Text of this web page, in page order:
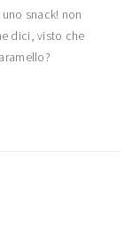
snack! non
dici, visto che